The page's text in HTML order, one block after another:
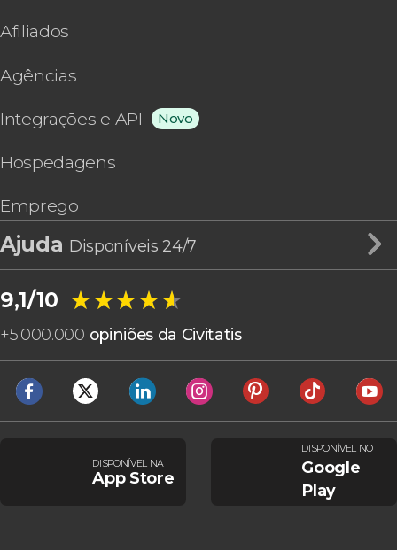
Afiliados
Agências
Integrações e API Novo
Hospedagens
Emprego
Ajuda Disponíveis 24/7
9,1/10 ★★★★★
★★★★★
+5.000.000 opiniões da Civitatis
DISPONÍVEL NA
App Store
DISPONÍVEL NO
Google
Play